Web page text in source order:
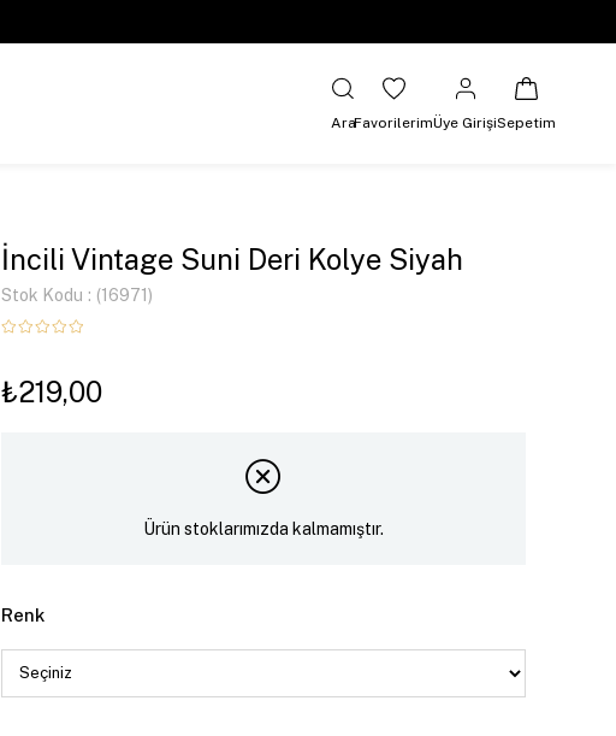
AraFavorilerimÜye GirişiSepetim
İncili Vintage Suni Deri Kolye Siyah
Stok Kodu (16971)
₺219,00
Ürün stoklarımızda kalmamıştır.
Renk